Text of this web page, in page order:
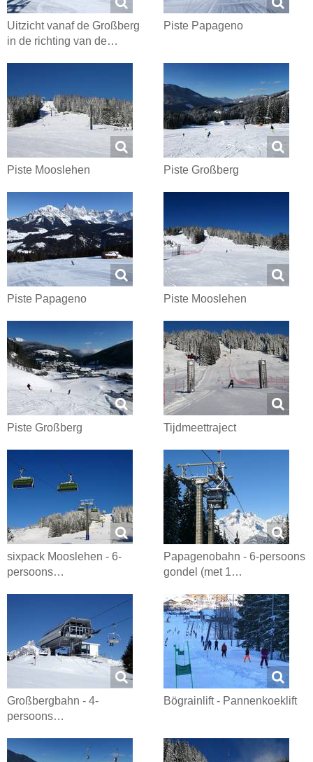
Uitzicht vanaf de Großberg
in de richting van de…
Piste Papageno
Piste Mooslehen Piste Großberg
Piste Papageno Piste Mooslehen
Piste Großberg Tijdmeettraject
sixpack Mooslehen - 6-
persoons…
Papagenobahn - 6-persoons
gondel (met 1…
Großbergbahn - 4-
persoons…
Bögrainlift - Pannenkoeklift